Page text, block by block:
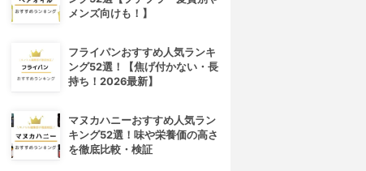
MAJOLICA MAJORCA(マジ
3.86(3)
¥1,141
メンズ向けも！】
フライパンおすすめ人気ランキ
ング52選！【焦げ付かない・長
持ち！2026最新】
マヌカハニーおすすめ人気ラン
キング52選！味や栄養価の高さ
を徹底比較・検証